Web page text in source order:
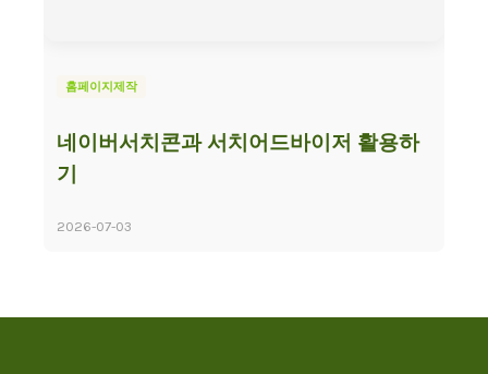
홈페이지제작
네이버서치콘과 서치어드바이저 활용하
기
2026-07-03